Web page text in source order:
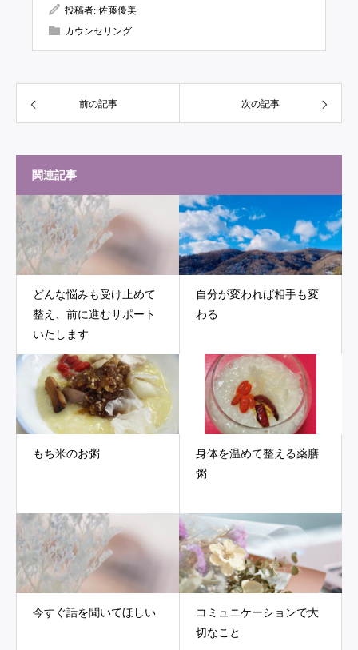
投稿者: 佐藤優美
カウンセリング
前の記事 次の記事
関連記事
どんな悩みも受け止めて
整え、前に進むサポート
いたします
自分が変われば相手も変
わる
もち米のお粥
身体を温めて整える薬膳
粥
今すぐ話を聞いてほしい
コミュニケーションで大
切なこと